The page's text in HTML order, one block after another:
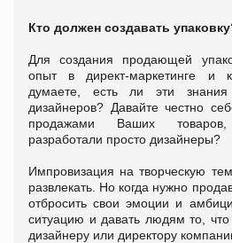
Кто должен создавать
Для создания продающей
опыт в директ-маркетинге и
думаете, есть ли эти
дизайнеров? Давайте честно
продажами Ваших
разработали просто дизайнеры?
Импровизация на творческую
развлекать. Но когда нужно
отбросить свои эмоции и
ситуацию и давать людям то,
дизайнеру или директору